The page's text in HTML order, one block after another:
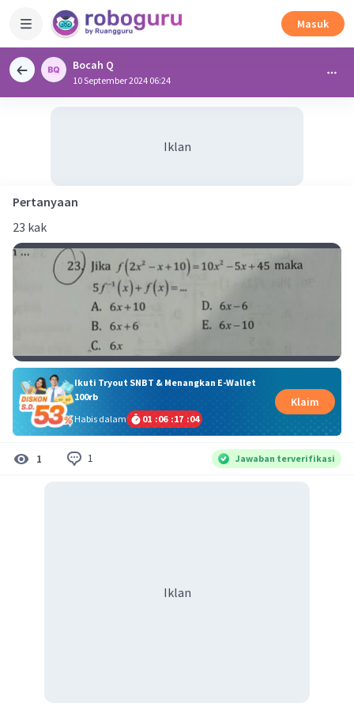
Masuk
Bocah Q
10 September 2024 06:24
Iklan
Pertanyaan
23 kak
Ikuti Tryout SNBT & Menangkan E-Wallet
100rb
Habis dalam
01 :06 :17 :04
Klaim
1 1 Jawaban terverifikasi
Iklan